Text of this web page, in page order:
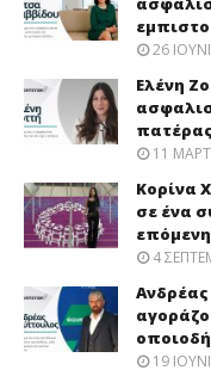
26
Ελένη
11
Κορίνα
σε ένα
4
19